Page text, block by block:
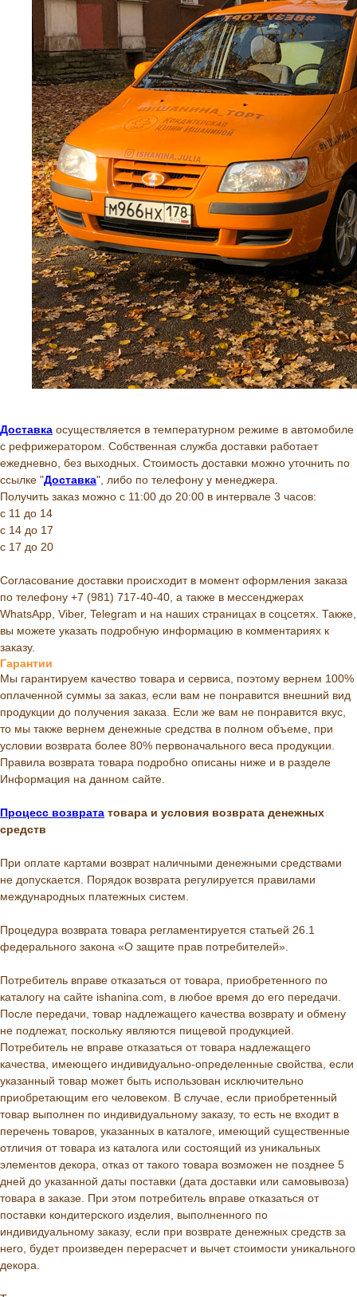
Доставка осуществляется в температурном режиме в автомобиле
с рефрижератором. Собственная служба доставки работает
ежедневно, без выходных. Стоимость доставки можно уточнить по
ссылке "Доставка", либо по телефону у менеджера.
Получить заказ можно с 11:00 до 20:00 в интервале 3 часов:
с 11 до 14
с 14 до 17
с 17 до 20
Согласование доставки происходит в момент оформления заказа
по телефону +7 (981) 717-40-40, а также в мессенджерах
WhatsApp, Viber, Telegram и на наших страницах в соцсетях. Также,
вы можете указать подробную информацию в комментариях к
заказу.
Гарантии
Мы гарантируем качество товара и сервиса, поэтому вернем 100%
оплаченной суммы за заказ, если вам не понравится внешний вид
продукции до получения заказа. Если же вам не понравится вкус,
то мы также вернем денежные средства в полном объеме, при
условии возврата более 80% первоначального веса продукции.
Правила возврата товара подробно описаны ниже и в разделе
Информация на данном сайте.
Процесс возврата товара и условия возврата денежных
средств
При оплате картами возврат наличными денежными средствами
не допускается. Порядок возврата регулируется правилами
международных платежных систем.
Процедура возврата товара регламентируется статьей 26.1
федерального закона «О защите прав потребителей».
Потребитель вправе отказаться от товара, приобретенного по
каталогу на сайте ishanina.com, в любое время до его передачи.
После передачи, товар надлежащего качества возврату и обмену
не подлежат, поскольку являются пищевой продукцией.
Потребитель не вправе отказаться от товара надлежащего
качества, имеющего индивидуально-определенные свойства, если
указанный товар может быть использован исключительно
приобретающим его человеком. В случае, если приобретенный
товар выполнен по индивидуальному заказу, то есть не входит в
перечень товаров, указанных в каталоге, имеющий существенные
отличия от товара из каталога или состоящий из уникальных
элементов декора, отказ от такого товара возможен не позднее 5
дней до указанной даты поставки (дата доставки или самовывоза)
товара в заказе. При этом потребитель вправе отказаться от
поставки кондитерского изделия, выполненного по
индивидуальному заказу, если при возврате денежных средств за
него, будет произведен перерасчет и вычет стоимости уникального
декора.